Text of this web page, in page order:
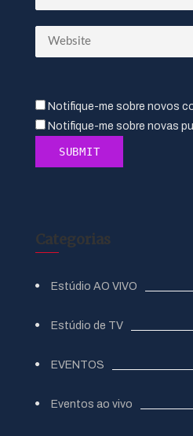
Notifique-me sobre novos
Notifique-me sobre novas
Categorias
Estúdio AO VIVO
Estúdio de TV
EVENTOS
Eventos ao vivo